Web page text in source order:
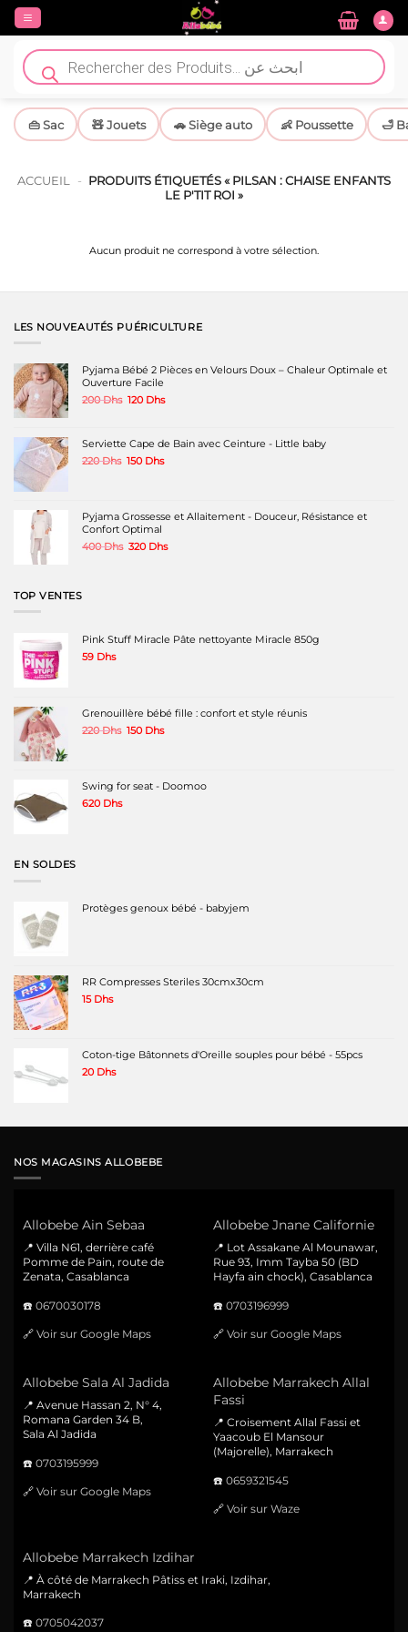
Passer
contenu
Recherche
de
produits
👜 Sac 🧸 Jouets 🚗 Siège auto 👶 Poussette 🛁
ACCUEIL - PRODUITS ÉTIQUETÉS « PILSAN : CHAISE ENFANTS
LE P'TIT ROI »
Aucun produit ne correspond à votre sélection.
LES NOUVEAUTÉS PUÉRICULTURE
Pyjama Bébé 2 Pièces en Velours Doux – Chaleur Optimale et
Ouverture Facile
200Dhs Le
était :
200 Dhs.
120 DhsLe
est :
120 Dhs.
Serviette Cape de Bain avec Ceinture - Little baby
220Dhs Le
220 Dhs.
150 DhsLe
150 Dhs.
Pyjama Grossesse et Allaitement - Douceur, Résistance et
Confort Optimal
400Dhs Le
320 DhsLe
TOP VENTES
Pink Stuff Miracle Pâte nettoyante Miracle 850g
59 Dhs
Grenouillère bébé fille : confort et style réunis
220Dhs Le
220 Dhs.
150 DhsLe
150 Dhs.
Swing for seat - Doomoo
620 Dhs
EN SOLDES
Protèges genoux bébé - babyjem
RR Compresses Steriles 30cmx30cm
15 Dhs
Coton-tige Bâtonnets d'Oreille souples pour bébé - 55pcs
20 Dhs
NOS MAGASINS ALLOBEBE
Allobebe Ain Sebaa
📍 Villa N61, derrière café
Pomme de Pain, route de
Zenata, Casablanca
☎️ 0670030178
🔗 Voir sur Google Maps
Allobebe Jnane Californie
📍 Lot Assakane Al Mounawar,
Rue 93, Imm Tayba 50 (BD
Hayfa ain chock), Casablanca
☎️ 0703196999
🔗 Voir sur Google Maps
Allobebe Sala Al Jadida
📍 Avenue Hassan 2, N° 4,
Romana Garden 34 B,
Sala Al Jadida
☎️ 0703195999
🔗 Voir sur Google Maps
Allobebe Marrakech Allal
Fassi
📍 Croisement Allal Fassi et
Yaacoub El Mansour
(Majorelle), Marrakech
☎️ 0659321545
🔗 Voir sur Waze
Allobebe Marrakech Izdihar
📍 À côté de Marrakech Pâtiss et Iraki, Izdihar,
Marrakech
☎️ 0705042037